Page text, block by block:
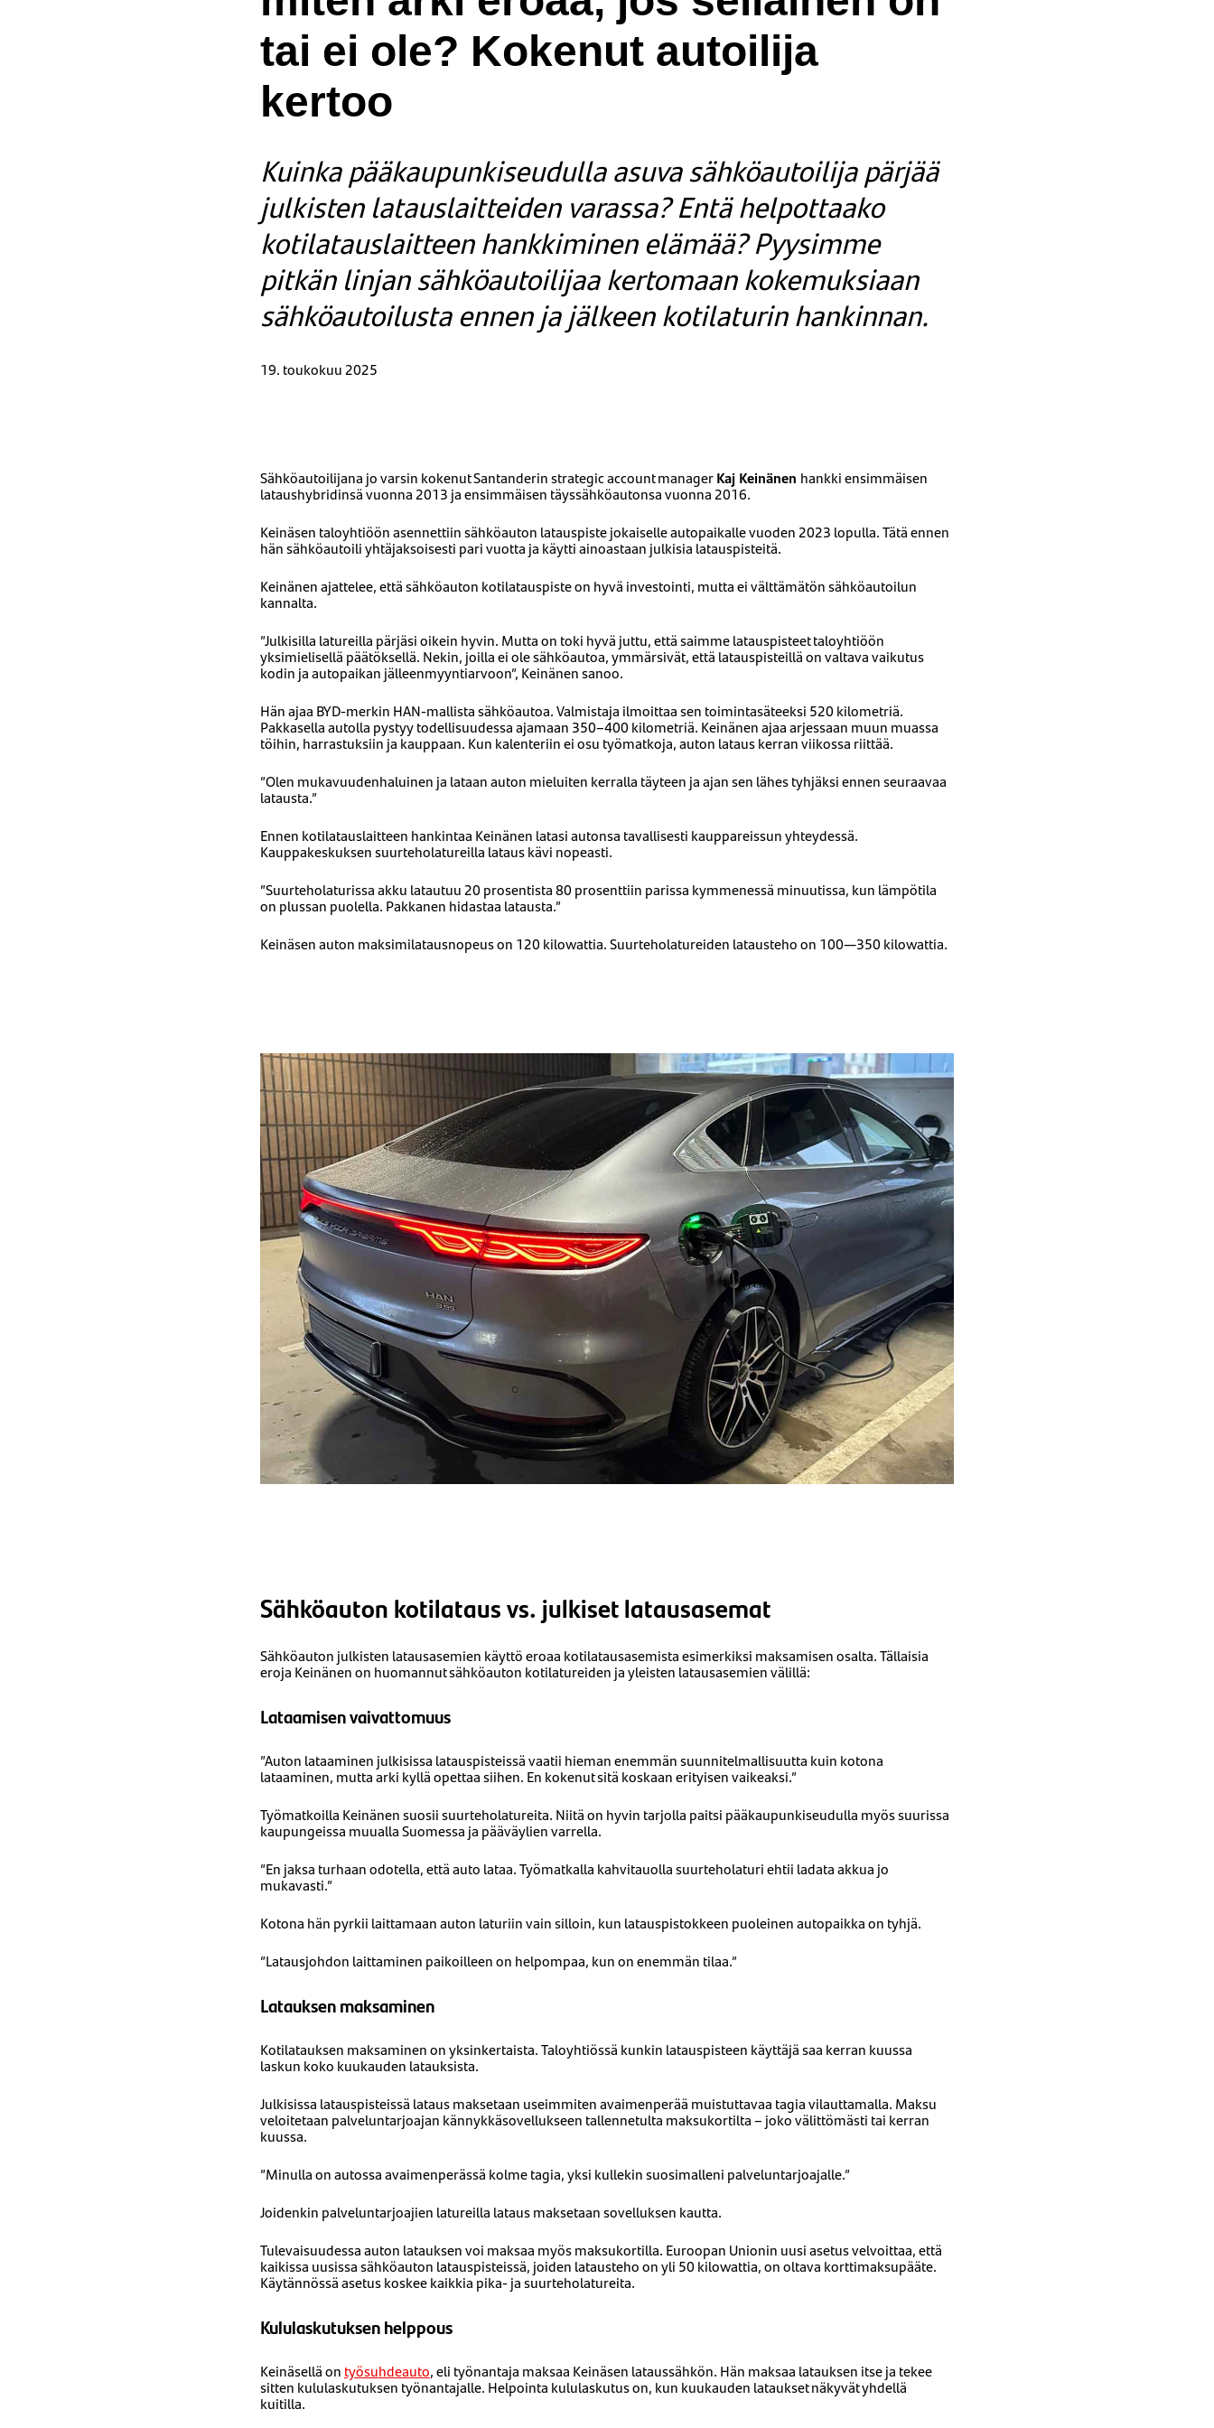
tai ei ole? Kokenut autoilija
kertoo
Kuinka pääkaupunkiseudulla asuva sähköautoilija pärjää
julkisten latauslaitteiden varassa? Entä helpottaako
kotilatauslaitteen hankkiminen elämää? Pyysimme
pitkän linjan sähköautoilijaa kertomaan kokemuksiaan
sähköautoilusta ennen ja jälkeen kotilaturin hankinnan.
19. toukokuu 2025
Sähköautoilijana jo varsin kokenut Santanderin strategic account managerKaj Keinänen hankki ensimmäisen
lataushybridinsä vuonna 2013 ja ensimmäisen täyssähköautonsa vuonna 2016.
Keinäsen taloyhtiöön asennettiin sähköauton latauspiste jokaiselle autopaikalle vuoden 2023 lopulla. Tätä ennen
hän sähköautoili yhtäjaksoisesti pari vuotta ja käytti ainoastaan julkisia latauspisteitä.
Keinänen ajattelee, että sähköauton kotilatauspiste on hyvä investointi, mutta ei välttämätön sähköautoilun
kannalta.
”Julkisilla latureilla pärjäsi oikein hyvin. Mutta on toki hyvä juttu, että saimme latauspisteet taloyhtiöön
yksimielisellä päätöksellä. Nekin, joilla ei ole sähköautoa, ymmärsivät, että latauspisteillä on valtava vaikutus
kodin ja autopaikan jälleenmyyntiarvoon”, Keinänen sanoo.
Hän ajaa BYD-merkin HAN-mallista sähköautoa. Valmistaja ilmoittaa sen toimintasäteeksi 520 kilometriä.
Pakkasella autolla pystyy todellisuudessa ajamaan 350–400 kilometriä. Keinänen ajaa arjessaan muun muassa
töihin, harrastuksiin ja kauppaan. Kun kalenteriin ei osu työmatkoja, auton lataus kerran viikossa riittää.
”Olen mukavuudenhaluinen ja lataan auton mieluiten kerralla täyteen ja ajan sen lähes tyhjäksi ennen seuraavaa
latausta.”
Ennen kotilatauslaitteen hankintaa Keinänen latasi autonsa tavallisesti kauppareissun yhteydessä.
Kauppakeskuksen suurteholatureilla lataus kävi nopeasti.
”Suurteholaturissa akku latautuu 20 prosentista 80 prosenttiin parissa kymmenessä minuutissa, kun lämpötila
on plussan puolella. Pakkanen hidastaa latausta.”
Keinäsen auton maksimilatausnopeus on 120 kilowattia. Suurteholatureiden latausteho on 100—350 kilowattia.
Sähköauton kotilataus vs. julkiset latausasemat
Sähköauton julkisten latausasemien käyttö eroaa kotilatausasemista esimerkiksi maksamisen osalta. Tällaisia
eroja Keinänen on huomannut sähköauton kotilatureiden ja yleisten latausasemien välillä:
Lataamisen vaivattomuus
”Auton lataaminen julkisissa latauspisteissä vaatii hieman enemmän suunnitelmallisuutta kuin kotona
lataaminen, mutta arki kyllä opettaa siihen. En kokenut sitä koskaan erityisen vaikeaksi.”
Työmatkoilla Keinänen suosii suurteholatureita. Niitä on hyvin tarjolla paitsi pääkaupunkiseudulla myös suurissa
kaupungeissa muualla Suomessa ja pääväylien varrella.
”En jaksa turhaan odotella, että auto lataa. Työmatkalla kahvitauolla suurteholaturi ehtii ladata akkua jo
mukavasti.”
Kotona hän pyrkii laittamaan auton laturiin vain silloin, kun latauspistokkeen puoleinen autopaikka on tyhjä.
”Latausjohdon laittaminen paikoilleen on helpompaa, kun on enemmän tilaa.”
Latauksen maksaminen
Kotilatauksen maksaminen on yksinkertaista. Taloyhtiössä kunkin latauspisteen käyttäjä saa kerran kuussa
laskun koko kuukauden latauksista.
Julkisissa latauspisteissä lataus maksetaan useimmiten avaimenperää muistuttavaa tagia vilauttamalla. Maksu
veloitetaan palveluntarjoajan kännykkäsovellukseen tallennetulta maksukortilta – joko välittömästi tai kerran
kuussa.
”Minulla on autossa avaimenperässä kolme tagia, yksi kullekin suosimalleni palveluntarjoajalle.”
Joidenkin palveluntarjoajien latureilla lataus maksetaan sovelluksen kautta.
Tulevaisuudessa auton latauksen voi maksaa myös maksukortilla. Euroopan Unionin uusi asetus velvoittaa, että
kaikissa uusissa sähköauton latauspisteissä, joiden latausteho on yli 50 kilowattia, on oltava korttimaksupääte.
Käytännössä asetus koskee kaikkia pika- ja suurteholatureita.
Kululaskutuksen helppous
Keinäsellä on työsuhdeauto, eli työnantaja maksaa Keinäsen lataussähkön. Hän maksaa latauksen itse ja tekee
sitten kululaskutuksen työnantajalle. Helpointa kululaskutus on, kun kuukauden lataukset näkyvät yhdellä
kuitilla.